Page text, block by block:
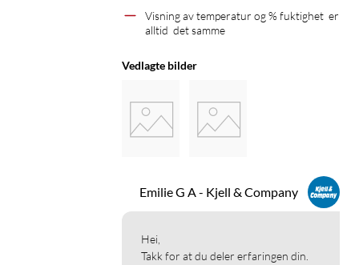
Visning av temperatur og % fuktighet  er
alltid  det samme
Vedlagte bilder
Emilie G A - Kjell & Company
Hei,
Takk for at du deler erfaringen din.